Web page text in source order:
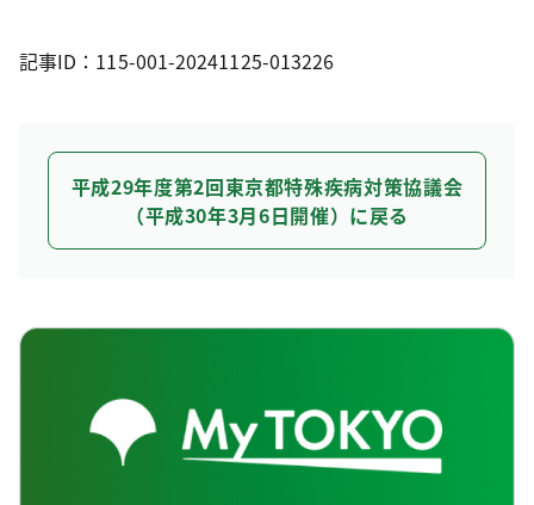
記事ID：115-001-20241125-013226
平成29年度第2回東京都特殊疾病対策協議会
（平成30年3月6日開催）に戻る